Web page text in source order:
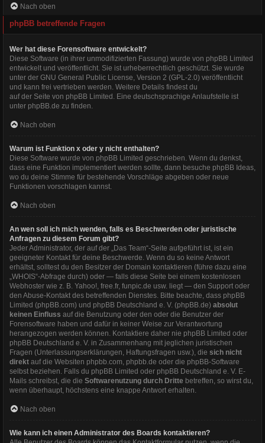
Nach oben
phpBB betreffende Fragen
Wer hat diese Forensoftware entwickelt?
Diese Software (in ihrer unmodifizierten Fassung) wurde von phpBB Limited
entwickelt und veröffentlicht. Sie ist urheberrechtlich geschützt. Sie wurde
unter der GNU General Public License, Version 2 (GPL-2.0) veröffentlicht
und kann frei vertrieben werden. Weitere Details findest du
auf der Seite von phpBB Limited. Eine deutschsprachige Anlaufstelle ist
unter phpBB.de zu finden.
Nach oben
Warum ist Funktion x oder y nicht enthalten?
Diese Software wurde von phpBB Limited geschrieben. Wenn du denkst,
dass eine Funktion implementiert werden sollte, dann besuche phpBB Ideas,
wo du deine Stimme für bestehende Vorschläge abgeben oder neue
Funktionen vorschlagen kannst.
Nach oben
An wen soll ich mich wenden, falls es Beschwerden oder juristische
Anfragen zu diesem Forum gibt?
Jeder Administrator, der auf der „Das Team“-Seite aufgeführt ist, ist ein
geeigneter Kontakt für deine Beschwerde. Wenn du so keine Antwort
erhältst, solltest du den Besitzer der Domain kontaktieren (führe dazu eine
„WHOIS“-Abfrage durch) oder — falls diese Seite bei einem kostenlosen
Webhoster wie z. B. Yahoo!, free.fr, funpic.de usw. liegt — den Support oder
den Abuse-Kontakt des betreffenden Dienstes. Bitte beachte, dass phpBB
Limited (phpBB.com) und phpBB Deutschland e. V. (phpBB.de) absolut
keinen Einfluss auf die Benutzung oder den oder die Benutzer der
Forensoftware haben und dafür in keiner Weise zur Verantwortung
herangezogen werden können. Kontaktiere daher nie phpBB Limited oder
phpBB Deutschland e. V. in Zusammenhang mit jeglichen juristischen
Fragen (Unterlassungserklärungen, Haftungsfragen usw.), die sich nicht
direkt auf die Websiten phpbb.com, phpbb.de oder die phpBB-Software
selbst beziehen. Falls du phpBB Limited oder phpBB Deutschland e. V. E-
Mails schreibst, die die Softwarenutzung durch Dritte betreffen, so wirst du,
wenn überhaupt, höchstens eine knappe Antwort erhalten.
Nach oben
Wie kann ich einen Administrator des Boards kontaktieren?